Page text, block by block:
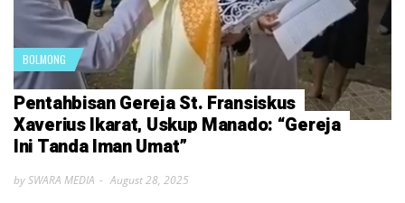
BOLMONG
Pentahbisan Gereja St. Fransiskus
Xaverius Ikarat, Uskup Manado: “Gereja
Ini Tanda Iman Umat”
by SWARA MEDIA August 28, 2025